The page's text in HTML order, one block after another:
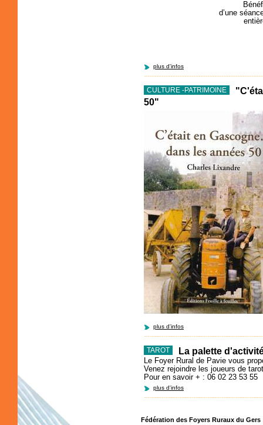
d’une
plus d'infos
CULTURE -PATRIMOINE
50"
plus d'infos
TAROT La palette
Le Foyer Rural de Pavie vous
Venez rejoindre les joueurs de
Pour en savoir + : 06 02 23 53 55
plus d'infos
Fédération des Foyers Ruraux du Gers